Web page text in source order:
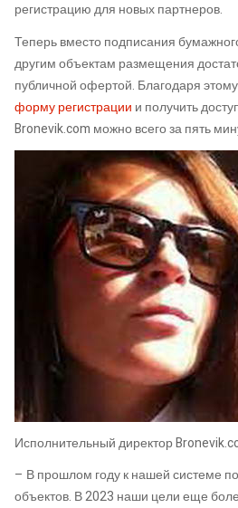
регистрацию для новых партнеров.
Теперь вместо подписания
другим объектам размещения
публичной офертой. Благодаря
форму регистрации и получить
Bronevik.com можно всего за пять
Исполнительный директор
– В прошлом году к нашей системе
объектов. В 2023 наши цели еще